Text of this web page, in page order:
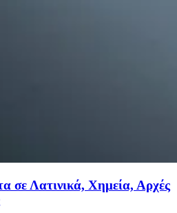
σε Λατινικά, Χημεία, Αρχές